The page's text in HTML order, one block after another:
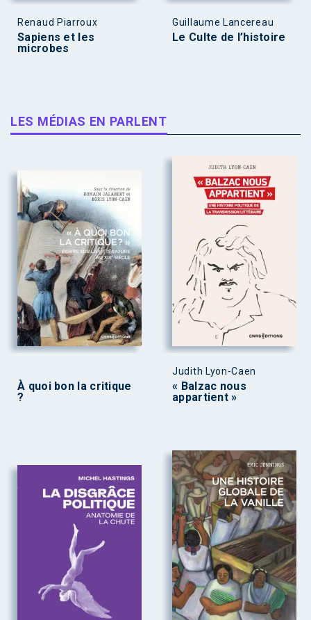
Renaud Piarroux
Sapiens et les
microbes
Guillaume Lancereau
Le Culte de l’histoire
LES MÉDIAS EN PARLENT
À quoi bon la critique
?
Judith Lyon-Caen
« Balzac nous
appartient »